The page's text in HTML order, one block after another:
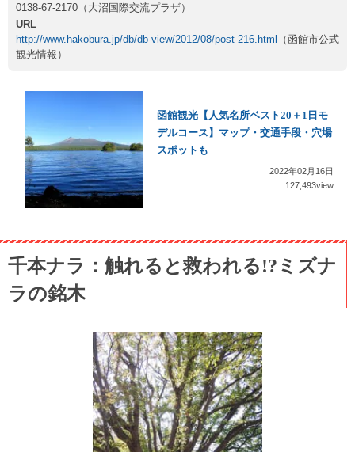
0138-67-2170（大沼国際交流プラザ）
URL
http://www.hakobura.jp/db/db-view/2012/08/post-216.html
（函館市公式
観光情報）
函館観光【人気名所ベスト20＋1日モ
デルコース】マップ・交通手段・穴場
スポットも
2022年02月16日
127,493view
千本ナラ：触れると救われる!?ミズナ
ラの銘木